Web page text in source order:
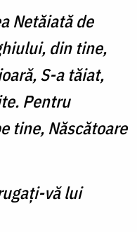
Netăiată de
din tine,
S-a tăiat,
Pentru
tine, Născătoare
vă lui